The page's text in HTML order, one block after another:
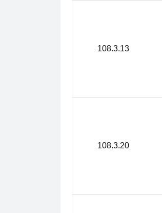
108.3.13
108.3.20